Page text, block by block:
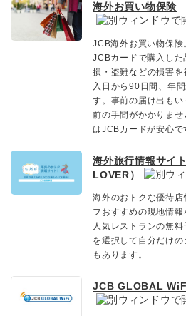
海外お買い物保険
JCB海外お買い物保
JCBカードで購入した
損・盗難などの損害
入日から90日間、年
す。事前の届け出も
前の手間がかかりま
はJCBカードが安心で
海外旅行情報サイ
LOVER）
海外のおトクな優待
フおすすめの現地情報
人気レストランの無
を選択して自分だけ
もあります。
JCB GLOBAL